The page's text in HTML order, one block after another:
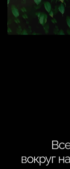
вокруг